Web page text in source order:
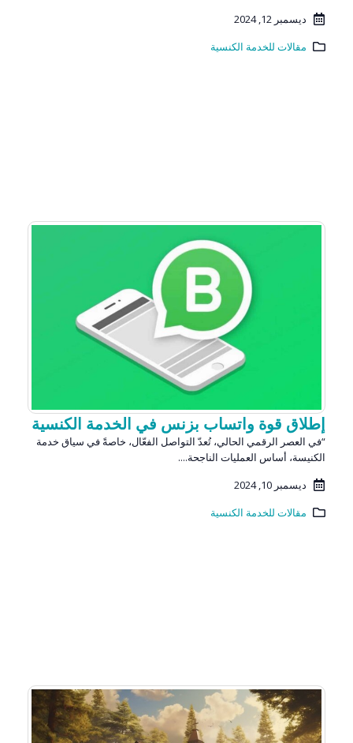
ديسمبر 12, 2024
مقالات للخدمة الكنسية
إطلاق قوة واتساب بزنس في الخدمة الكنسية
“في العصر الرقمي الحالي، تُعدّ التواصل الفعّال، خاصةً في سياق خدمة
الكنيسة، أساس العمليات الناجحة....
ديسمبر 10, 2024
مقالات للخدمة الكنسية